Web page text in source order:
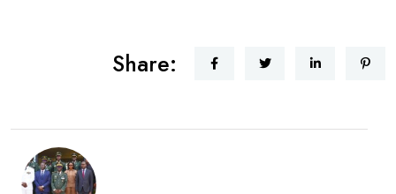
Share: